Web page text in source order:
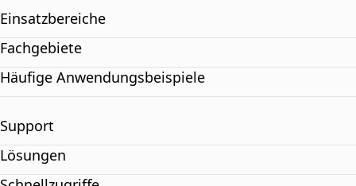
Einsatzbereiche
Fachgebiete
Häufige Anwendungsbeispiele
Support
Lösungen